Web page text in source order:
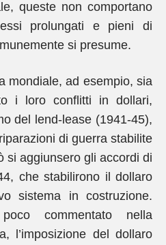
queste non comportano
prolungati e pieni di
si presume.
mondiale, ad esempio, sia
i loro conflitti in dollari,
del lend-lease (1941-45),
di guerra stabilite
si aggiunsero gli accordi di
che stabilirono il dollaro
sistema in costruzione.
commentato nella
l’imposizione del dollaro